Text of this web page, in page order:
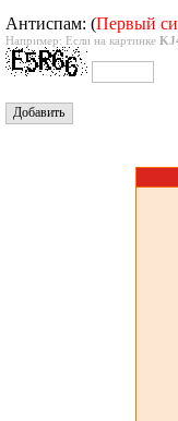
Антиспам: (Первый
Например: Если на картинке